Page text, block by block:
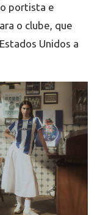
portista e
o clube, que
Unidos a